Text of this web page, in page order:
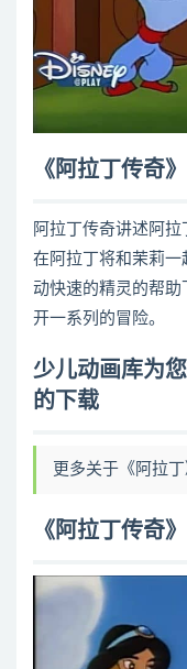
《阿拉丁传奇
阿拉丁传奇讲述阿
在阿拉丁将和茉莉
动快速的精灵的帮
开一系列的冒险。
少儿动画库为
的下载
更多关于《阿拉
《阿拉丁传奇